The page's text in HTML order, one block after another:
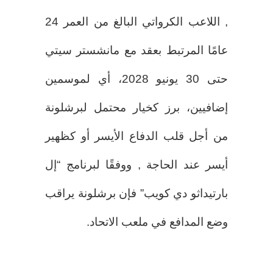
, اللاعب الكرواتي البالغ من العمر 24
عامًا المرتبط بعقد مع مانشستر سيتي
حتى 30 يونيو 2028، أي لموسمين
إضافيين، برز كخيار محتمل لبرشلونة
من أجل قلب الدفاع الأيسر أو كظهير
أيسر عند الحاجة , ووفقًا لبرنامج “إل
بارتيداثو دي كويب” فإن برشلونة يراقب
وضع المدافع في ملعب الاتحاد.